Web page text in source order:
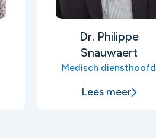
Dr. Philippe
Snauwaert
Medisch diensthoofd
Lees meer